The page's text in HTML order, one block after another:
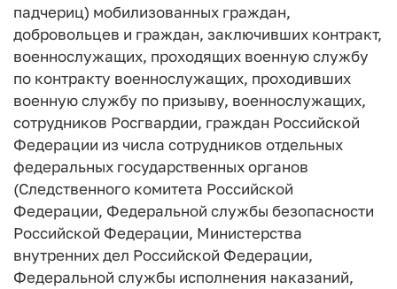
падчериц) мобилизованных граждан,
добровольцев и граждан, заключивших контракт,
военнослужащих, проходящих военную службу
по контракту военнослужащих, проходивших
военную службу по призыву, военнослужащих,
сотрудников Росгвардии, граждан Российской
Федерации из числа сотрудников отдельных
федеральных государственных органов
(Следственного комитета Российской
Федерации, Федеральной службы безопасности
Российской Федерации, Министерства
внутренних дел Российской Федерации,
Федеральной службы исполнения наказаний,